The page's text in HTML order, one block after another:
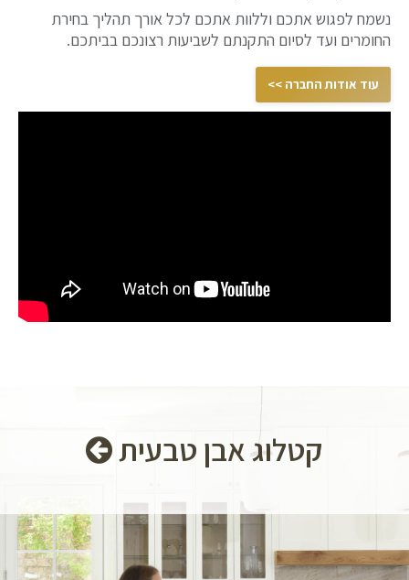
נשמח לפגוש אתכם וללוות אתכם לכל אורך תהליך בחירת
החומרים ועד לסיום התקנתם לשביעות רצונכם בביתכם.
עוד אודות החברה >>
קטלוג אבן טבעית